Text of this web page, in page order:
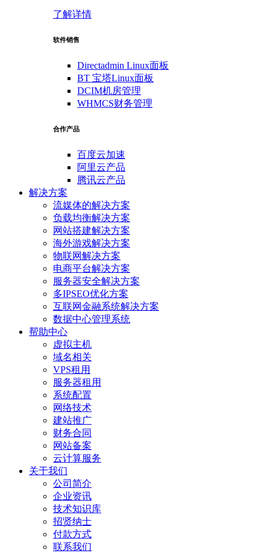
了解详情
软件销售
Directadmin Linux面板
BT 宝塔Linux面板
DCIM机房管理
WHMCS财务管理
合作产品
百度云加速
阿里云产品
腾讯云产品
解决方案
流媒体的解决方案
负载均衡解决方案
网站搭建解决方案
海外游戏解决方案
物联网解决方案
电商平台解决方案
服务器安全解决方案
多IPSEO优化方案
互联网金融系统解决方案
数据中心管理系统
帮助中心
虚拟主机
域名相关
VPS租用
服务器租用
系统配置
网络技术
建站推广
财务合同
网站备案
云计算服务
关于我们
公司简介
企业资讯
技术知识库
招贤纳士
付款方式
联系我们